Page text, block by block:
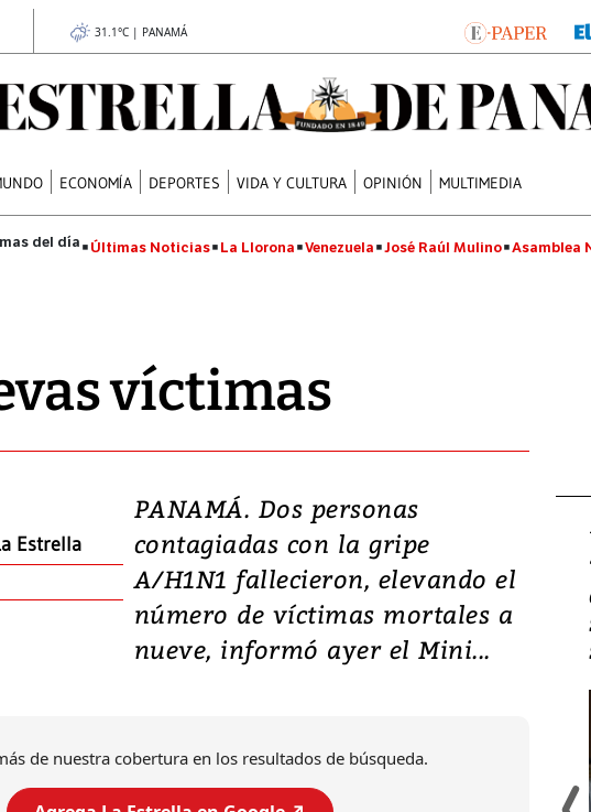
31.1°C | PANAMÁ
ECONOMÍA DEPORTES VIDA Y CULTURA OPINIÓN MULTIMEDIA
Últimas Noticias La Llorona Venezuela José Raúl Mulino Asamblea
víctimas
Estrella
PANAMÁ. Dos personas
contagiadas con la gripe
A/H1N1 fallecieron, elevando el
número de víctimas mortales a
nueve, informó ayer el Mini...
de nuestra cobertura en los resultados de búsqueda.
Video, Japón: Terremoto
deja heridos y graves
daños en Kumamoto